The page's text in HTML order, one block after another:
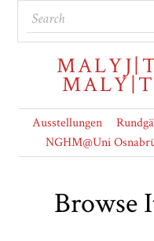
Ausstellungen
NGHM@Uni
Browse